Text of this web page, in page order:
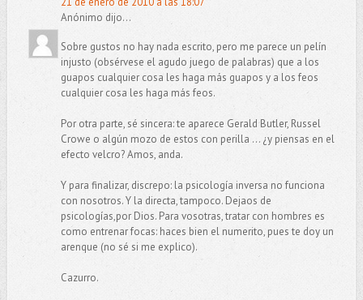
Anónimo dijo...
Sobre gustos no hay nada escrito, pero me parece un pelín
injusto (obsérvese el agudo juego de palabras) que a los
guapos cualquier cosa les haga más guapos y a los feos
cualquier cosa les haga más feos.
Por otra parte, sé sincera: te aparece Gerald Butler, Russel
Crowe o algún mozo de estos con perilla ... ¿y piensas en el
efecto velcro? Amos, anda.
Y para finalizar, discrepo: la psicología inversa no funciona
con nosotros. Y la directa, tampoco. Dejaos de
psicologías,por Dios. Para vosotras, tratar con hombres es
como entrenar focas: haces bien el numerito, pues te doy un
arenque (no sé si me explico).
Cazurro.